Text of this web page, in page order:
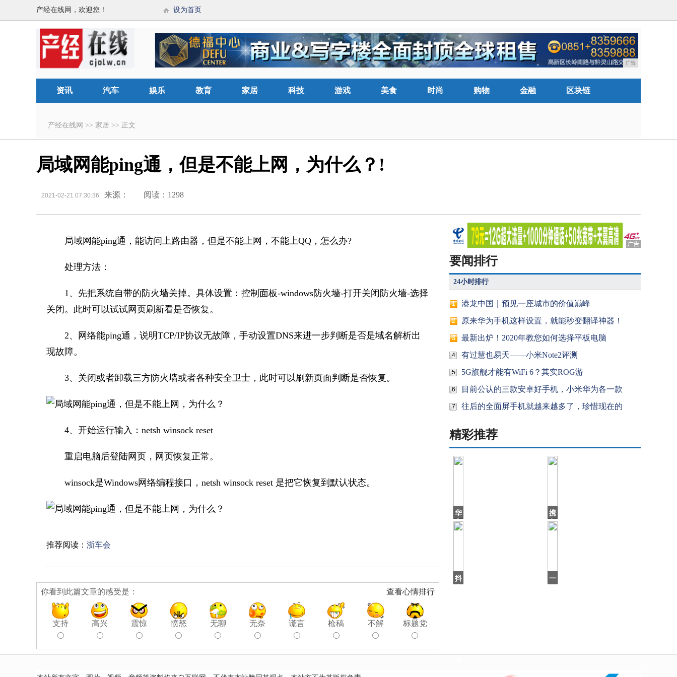
产经在线网，欢迎您！ 设为首页
广告
资讯 汽车 娱乐 教育 家居 科技 游戏 美食 时尚 购物 金融 区块链
产经在线网 >> 家居 >> 正文
局域网能ping通，但是不能上网，为什么？!
2021-02-21 07:30:36 来源： 阅读：1298
局域网能ping通，能访问上路由器，但是不能上网，不能上QQ，怎么办?
处理方法：
1、先把系统自带的防火墙关掉。具体设置：控制面板-windows防火墙-打开关闭防火墙-选择
关闭。此时可以试试网页刷新看是否恢复。
2、网络能ping通，说明TCP/IP协议无故障，手动设置DNS来进一步判断是否是域名解析出
现故障。
3、关闭或者卸载三方防火墙或者各种安全卫士，此时可以刷新页面判断是否恢复。
4、开始运行输入：netsh winsock reset
重启电脑后登陆网页，网页恢复正常。
winsock是Windows网络编程接口，netsh winsock reset 是把它恢复到默认状态。
推荐阅读： 浙车会
查看心情排行
你看到此篇文章的感受是：
支持 高兴 震惊 愤怒 无聊 无奈 谎言 枪稿 不解 标题党
要闻排行
24小时排行
1 港龙中国｜预见一座城市的价值巅峰
2 原来华为手机这样设置，就能秒变翻译神器！
3 最新出炉！2020年教您如何选择平板电脑
4 有过慧也易夭——小米Note2评测
5 5G旗舰才能有WiFi 6？其实ROG游
6 目前公认的三款安卓好手机，小米华为各一款
7 往后的全面屏手机就越来越多了，珍惜现在的
精彩推荐
华
帝
退
年，
之
携
各
方
5G
抖
一